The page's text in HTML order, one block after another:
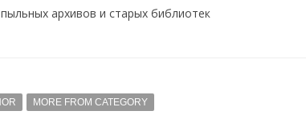
архивов и старых библиотек
MORE FROM CATEGORY